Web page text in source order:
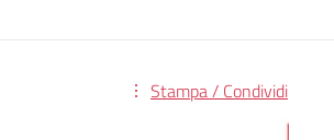
Stampa / Condividi